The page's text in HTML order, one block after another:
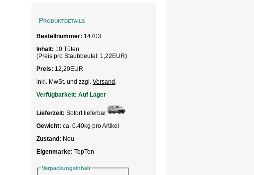
Produktdetails
Bestellnummer: 14703
Inhalt: 10 Tüten
(Preis pro Staubbeutel: 1,22EUR)
Preis: 12,20EUR
inkl. MwSt. und zzgl. Versand
Verfügbarkeit: Auf Lager
Lieferzeit: Sofort lieferbar
Gewicht: ca. 0.40kg pro Artikel
Zustand: Neu
Eigenmarke: TopTen
Verpackungsinhalt